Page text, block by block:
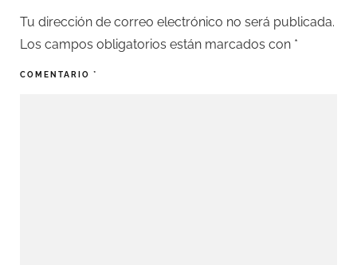
Tu dirección de correo electrónico no será publicada.
Los campos obligatorios están marcados con *
COMENTARIO *